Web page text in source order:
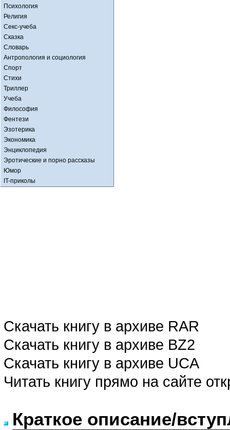
Психология
Религия
Секс-учеба
Сказка
Словарь
Антропология и социология
Спорт
Стихи
Триллер
Учеба
Философия
Фентези
Эзотерика
Экономика
Энциклопедия
Эротические и порно рассказы
Юмор
IT-приколы
Скачать книгу в архиве RAR
Скачать книгу в архиве BZ2
Скачать книгу в архиве UCA
Читать книгу прямо на сайте
Краткое описание/